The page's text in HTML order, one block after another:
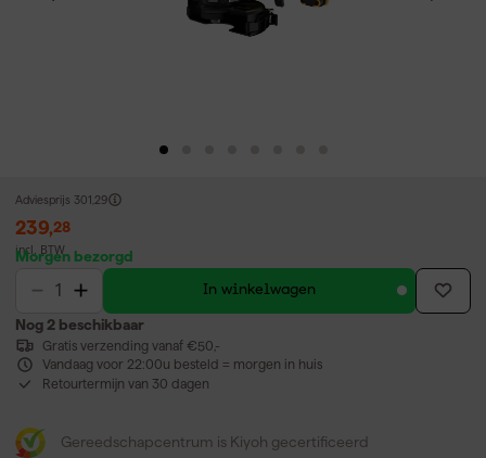
Adviesprijs 301,29
239,28
incl. BTW
Morgen bezorgd
In winkelwagen
Nog 2 beschikbaar
Gratis verzending vanaf €50,-
Vandaag voor 22:00u besteld = morgen in huis
Retourtermijn van 30 dagen
Gereedschapcentrum is Kiyoh gecertificeerd